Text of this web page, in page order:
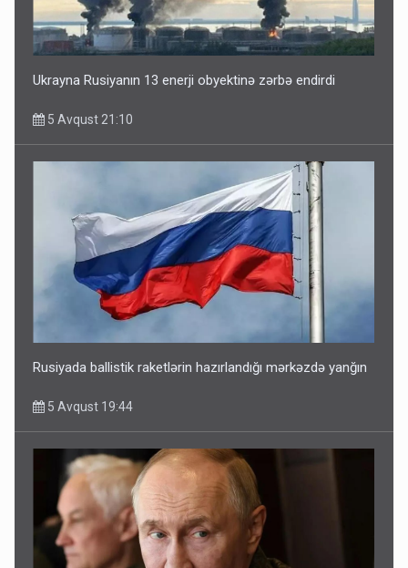
Ukrayna Rusiyanın 13 enerji obyektinə zərbə endirdi
5 Avqust 21:10
Rusiyada ballistik raketlərin hazırlandığı mərkəzdə yanğın
5 Avqust 19:44